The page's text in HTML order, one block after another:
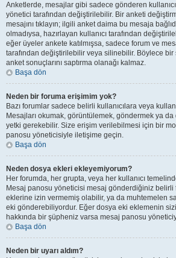
Anketlerde, mesajlar gibi sadece gönderen
yönetici tarafından değiştirilebilir. Bir anketi
mesajını tıklayın; ilgili anket daima bu mesaja
olmadıysa, hazırlayan kullanıcı tarafından
eğer üyeler ankete katılmışsa, sadece forum ve
tarafından değiştirilebilir veya silinebilir. Böylece bir
anket sonuçlarını saptırma olanağı kalmaz.
Başa dön
Neden bir foruma erişimim yok?
Bazı forumlar sadece belirli kullanıcılara veya
Mesajları okumak, görüntülemek, göndermek ya
yetki gerekebilir. Size erişim verilebilmesi için bir
panosu yöneticisiyle iletişime geçin.
Başa dön
Neden dosya ekleri ekleyemiyorum?
Her forumda, her grupta, veya her kullanıcı
Mesaj panosu yöneticisi mesaj gönderdiğiniz
eklerine izin vermemiş olabilir, ya da muhtemelen
eki gönderebiliyordur. Eğer dosya eki eklemenin
hakkında bir şüpheniz varsa mesaj panosu
Başa dön
Neden bir uyarı aldım?